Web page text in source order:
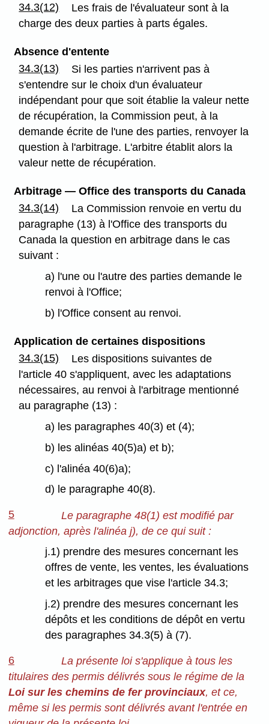
34.3(12)
Les frais de l'évaluateur sont à la
charge des deux parties à parts égales.
Absence d'entente
34.3(13)
Si les parties n'arrivent pas à
s'entendre sur le choix d'un évaluateur
indépendant pour que soit établie la valeur nette
de récupération, la Commission peut, à la
demande écrite de l'une des parties, renvoyer la
question à l'arbitrage. L'arbitre établit alors la
valeur nette de récupération.
Arbitrage — Office des transports du Canada
34.3(14)
La Commission renvoie en vertu du
paragraphe (13) à l'Office des transports du
Canada la question en arbitrage dans le cas
suivant :
a) l'une ou l'autre des parties demande le
renvoi à l'Office;
b) l'Office consent au renvoi.
Application de certaines dispositions
34.3(15)
Les dispositions suivantes de
l'article 40 s'appliquent, avec les adaptations
nécessaires, au renvoi à l'arbitrage mentionné
au paragraphe (13) :
a) les paragraphes 40(3) et (4);
b) les alinéas 40(5)a) et b);
c) l'alinéa 40(6)a);
d) le paragraphe 40(8).
5
Le paragraphe 48(1) est modifié par
adjonction, après l'alinéa j), de ce qui suit :
j.1) prendre des mesures concernant les
offres de vente, les ventes, les évaluations
et les arbitrages que vise l'article 34.3;
j.2) prendre des mesures concernant les
dépôts et les conditions de dépôt en vertu
des paragraphes 34.3(5) à (7).
6
La présente loi s'applique à tous les
titulaires des permis délivrés sous le régime de la
Loi sur les chemins de fer provinciaux, et ce,
même si les permis sont délivrés avant l'entrée en